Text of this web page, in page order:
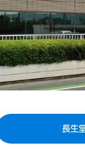
長生